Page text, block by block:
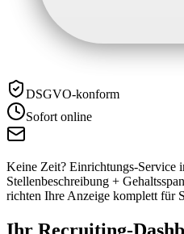
DSGVO-konform
Sofort online
Keine Zeit? Einrichtungs-Service
Stellenbeschreibung +
richten Ihre Anzeige komplett für